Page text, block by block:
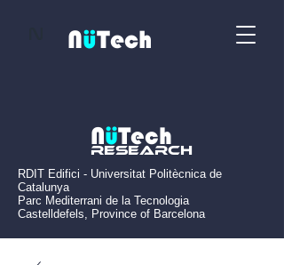
NüTech
NüTech
Research
RDIT Edifici - Universitat Politècnica de
Catalunya
Parc Mediterrani de la Tecnologia
Castelldefels, Province of Barcelona